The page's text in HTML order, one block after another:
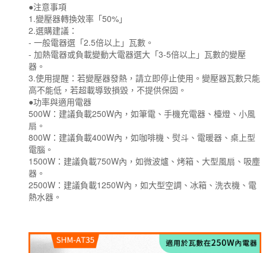
●注意事項
1.變壓器轉換效率「50%」
2.選購建議：
- 一般電器選「2.5倍以上」瓦數。
- 加熱電器或負載變動大電器選大「3-5倍以上」瓦數的變壓
器。
3.使用提醒：若變壓器發熱，請立即停止使用。變壓器瓦數只能
高不能低，若超載導致損毀，不提供保固。
●功率與適用電器
500W：建議負載250W內，如筆電、手機充電器、檯燈、小風
扇。
800W：建議負載400W內，如咖啡機、熨斗、電暖器、桌上型
電腦。
1500W：建議負載750W內，如微波爐、烤箱、大型風扇、吸塵
器。
2500W：建議負載1250W內，如大型空調、冰箱、洗衣機、電
熱水器。